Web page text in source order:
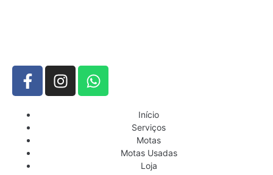
Início
Serviços
Motas
Motas Usadas
Loja